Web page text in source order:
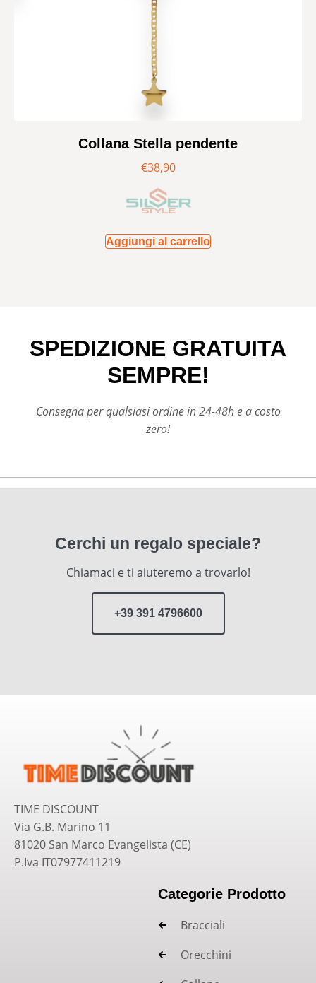
Collana Stella pendente
€38,90
Aggiungi al carrello
SPEDIZIONE GRATUITA
SEMPRE!
Consegna per qualsiasi ordine in 24-48h e a costo
zero!
Cerchi un regalo speciale?
Chiamaci e ti aiuteremo a trovarlo!
+39 391 4796600
TIME DISCOUNT
Via G.B. Marino 11
81020 San Marco Evangelista (CE)
P.Iva IT07977411219
Categorie Prodotto
Bracciali
Orecchini